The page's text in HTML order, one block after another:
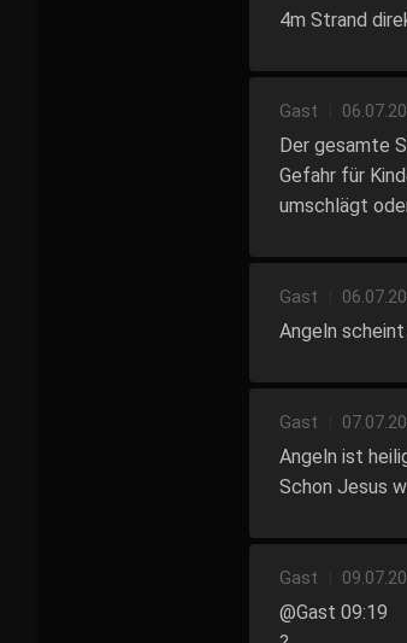
4m Strand
Gast
Der gesamte
Gefahr für
umschlägt
Gast
Angeln
Gast
Angeln ist
Schon Jesus
Gast
@Gast 09:19